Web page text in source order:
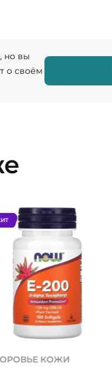
но вы
о своём
КОЖИ